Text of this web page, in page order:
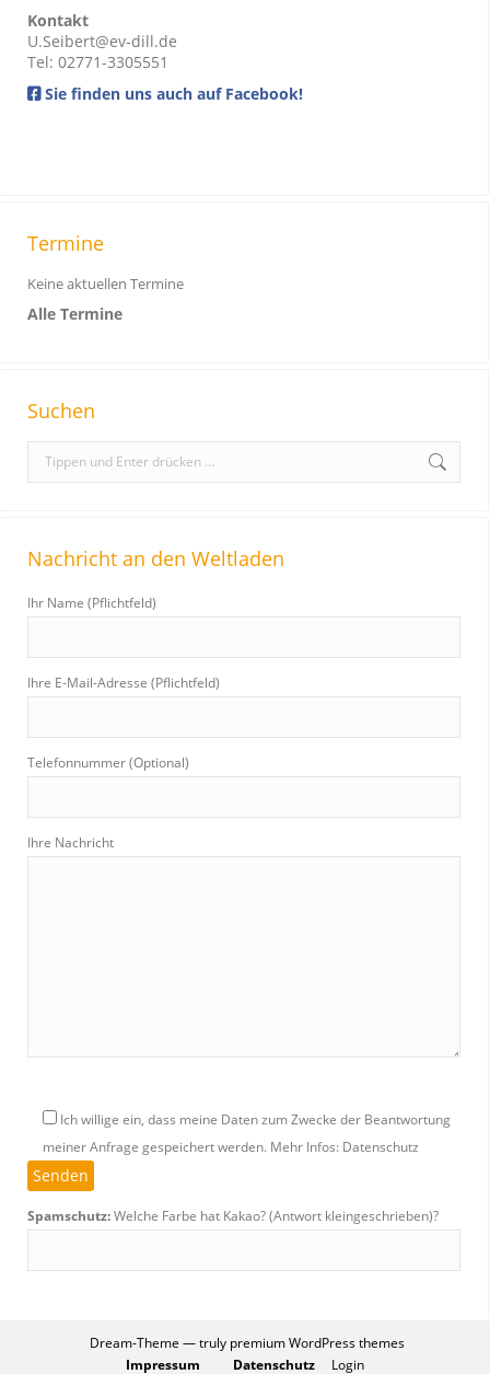
Kontakt
U.Seibert@ev-dill.de
Tel: 02771-3305551
Sie finden uns auch auf Facebook!
Termine
Keine aktuellen Termine
Alle Termine
Suchen
e
c
:
Nachricht an den Weltladen
Ihr Name (Pflichtfeld)
Ihre E-Mail-Adresse (Pflichtfeld)
Telefonnummer (Optional)
Ihre Nachricht
Ich willige ein, dass meine Daten zum Zwecke der Beantwortung
meiner Anfrage gespeichert werden. Mehr Infos: Datenschutz
Spamschutz:Welche Farbe hat Kakao? (Antwort kleingeschrieben)?
Dream-Theme — truly premium WordPress themes
Impressum
Datenschutz Login